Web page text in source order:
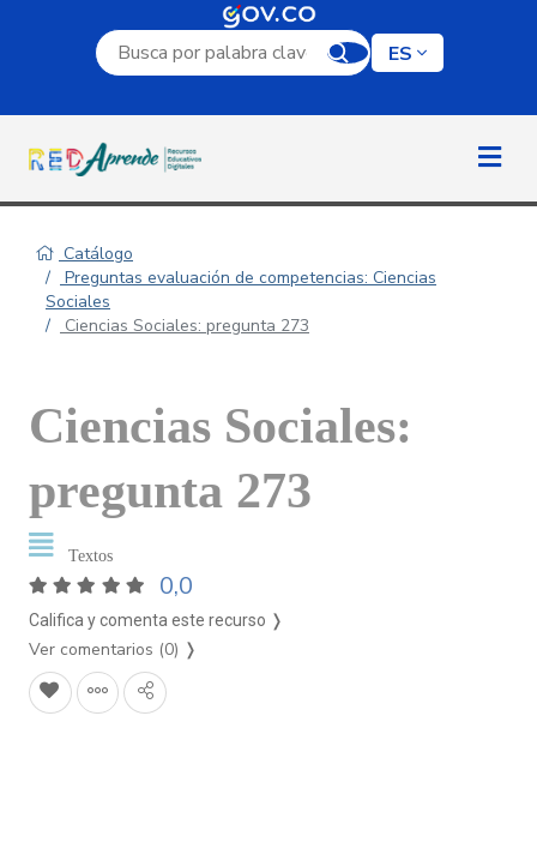
Campo de búsqueda por palabra clave
ES
Catálogo
Preguntas evaluación de competencias: Ciencias
Sociales
Ciencias Sociales: pregunta 273
Ciencias Sociales:
pregunta 273
Textos
0,0
Califica y comenta este recurso ❭
Ver comentarios (0) ❭